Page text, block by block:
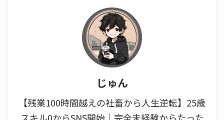
じゅん
【残業100時間越えの社畜から人生逆転】25歳